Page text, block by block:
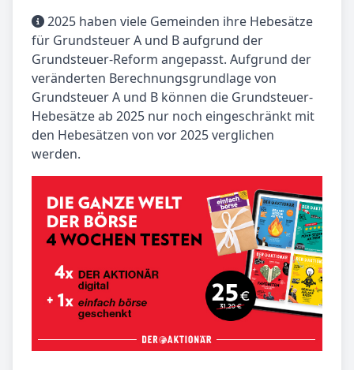
2025 haben viele Gemeinden ihre Hebesätze
für Grundsteuer A und B aufgrund der
Grundsteuer-Reform angepasst. Aufgrund der
veränderten Berechnungsgrundlage von
Grundsteuer A und B können die Grundsteuer-
Hebesätze ab 2025 nur noch eingeschränkt mit
den Hebesätzen von vor 2025 verglichen
werden.